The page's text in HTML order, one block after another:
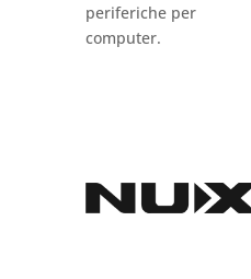
periferiche per
computer.